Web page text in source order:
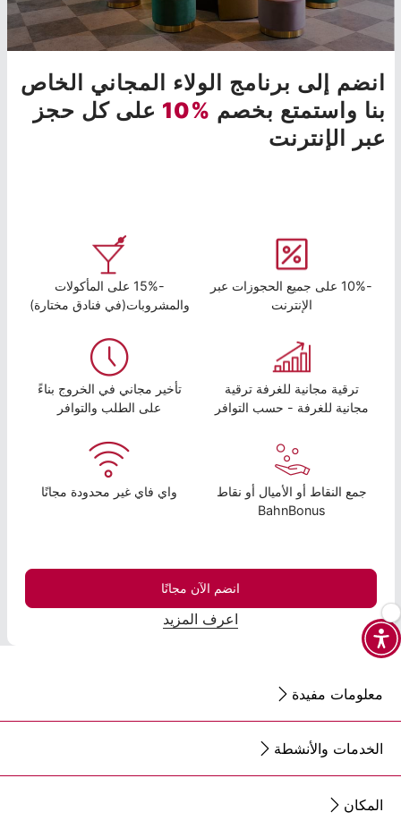
انضم إلى برنامج الولاء المجاني الخاص
بنا واستمتع بخصم %10
على كل حجز
عبر الإنترنت
-10% على جميع الحجوزات عبر
الإنترنت
-15% على المأكولات
والمشروبات(في فنادق مختارة)
ترقية مجانية للغرفة ترقية
مجانية للغرفة - حسب التوافر
تأخير مجاني في الخروج بناءً
على الطلب والتوافر
جمع النقاط أو الأميال أو نقاط
BahnBonus
واي فاي غير محدودة مجانًا
انضم الآن مجانًا
اعرف المزيد
معلومات مفيدة
الخدمات والأنشطة
المكان